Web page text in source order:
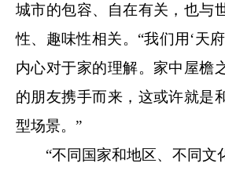
城市的包容、自在有关，也与
性、趣味性相关。“我们用‘天
内心对于家的理解。家中屋檐
的朋友携手而来，这或许就是
型场景。”
“不同国家和地区、不同文